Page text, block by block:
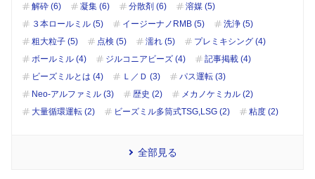
解砕 (6)
凝集 (6) 分散剤 (6)
溶媒 (5)
３本ロールミル (5)
イージーナノRMB (5)
洗浄 (5)
粗大粒子 (5)
点検 (5) 濡れ (5)
プレミキシング (4)
ボールミル (4)
ジルコニアビーズ (4)
記事掲載 (4)
ビーズミルとは (4)
Ｌ／Ｄ (3)
パス運転 (3)
Neo-アルファミル (3)
歴史 (2)
メカノケミカル (2)
大量循環運転 (2)
ビーズミル多筒式TSG,LSG (2) 粘度 (2)
全部見る